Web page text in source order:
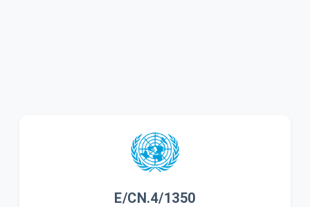
E/CN.4/1350